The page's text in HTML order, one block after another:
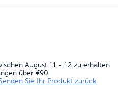
August 11 - 12 zu erhalten
über €90
Sie Ihr Produkt zurück